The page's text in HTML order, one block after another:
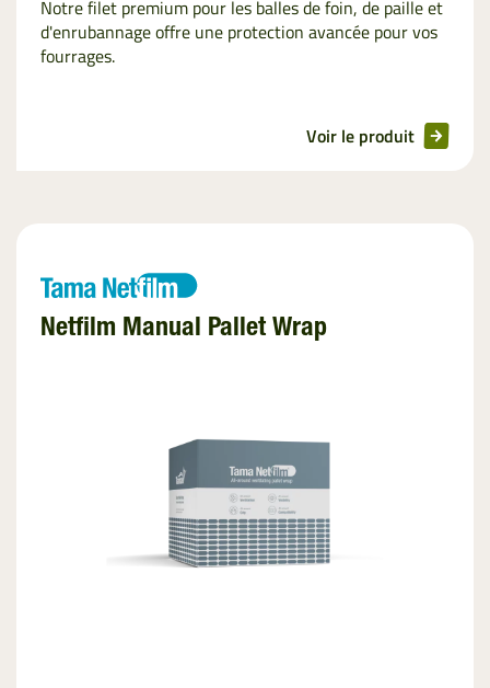
Notre filet premium pour les balles de foin, de paille et
d'enrubannage offre une protection avancée pour vos
fourrages.
Voir le produit
Netfilm Manual Pallet Wrap